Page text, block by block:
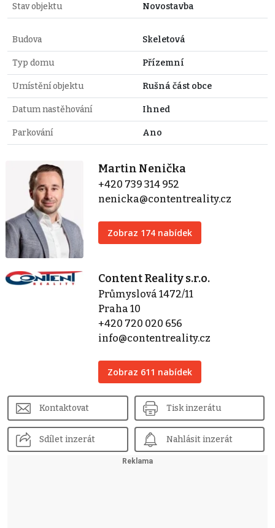
Stav objektu Novostavba
Budova Skeletová
Typ domu Přízemní
Umístění objektu Rušná část obce
Datum nastěhování Ihned
Parkování Ano
Martin Nenička
+420 739 314 952
nenicka@contentreality.cz
Zobraz 174 nabídek
Content Reality s.r.o.
Průmyslová 1472/11
Praha 10
+420 720 020 656
info@contentreality.cz
Zobraz 611 nabídek
Kontaktovat Tisk inzerátu
Sdílet inzerát Nahlásit inzerát